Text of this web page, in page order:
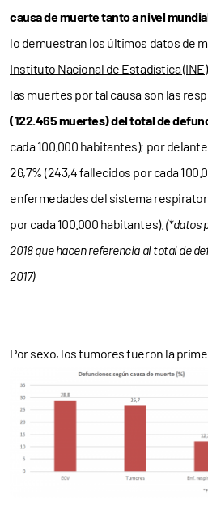
causa de muerte tanto a nivel
lo demuestran los últimos datos de
Instituto Nacional de Estadística
las muertes por tal causa son las
(122.465 muertes) del total de
cada 100.000 habitantes); por
26,7% (243,4 fallecidos por cada
enfermedades del sistema
por cada 100.000 habitantes). (*datos
2018 que hacen referencia al total de
2017)
Por sexo, los tumores fueron la